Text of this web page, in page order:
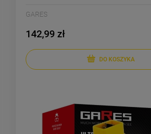
12V 3Ah
GARES
142,99 zł
DO KOSZYKA